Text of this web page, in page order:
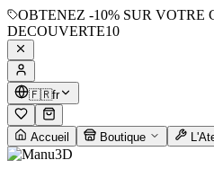
OBTENEZ -10% SUR VOTRE
DECOUVERTE10
🇫🇷fr
Accueil Boutique